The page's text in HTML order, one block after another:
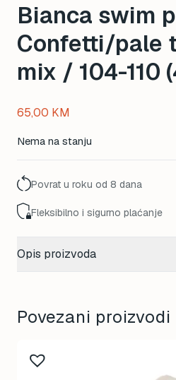
Bianca swim
Confetti/pale
mix / 104-110
65,00 KM
Nema na stanju
Povrat u roku od 8 dana
Fleksibilno i sigurno plaćanje
Opis proizvoda
Povezani proizvodi